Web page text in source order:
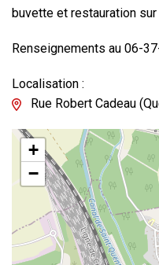
buvette et restauration
Renseignements au 06-
Localisation :
Rue Robert Cadeau
+
−